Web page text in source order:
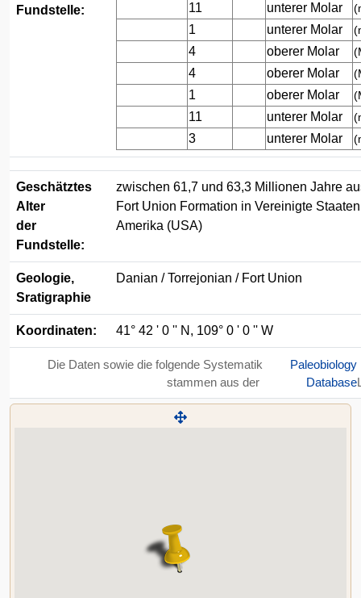
Fundstelle:
11
unterer Molar
1 unterer Molar
4 oberer Molar
4 oberer Molar
1 oberer Molar
11 unterer Molar
3 unterer Molar
Geschätztes
Alter
der
Fundstelle:
zwischen 61,7 und 63,3 Millionen Jahre
Fort Union Formation in Vereinigte
Amerika (USA)
Geologie,
Sratigraphie
Danian / Torrejonian / Fort Union
Koordinaten: 41° 42 ' 0 '' N, 109° 0 ' 0 '' W
Die Daten sowie die folgende Systematik
stammen aus der
Paleobiology
Database